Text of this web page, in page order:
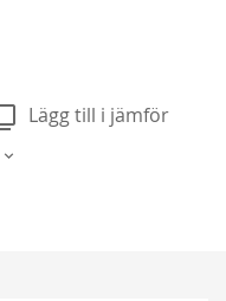
Lägg till i jämför